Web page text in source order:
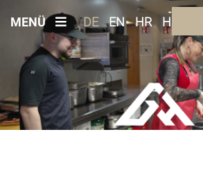
MENÜ DE EN HR HU